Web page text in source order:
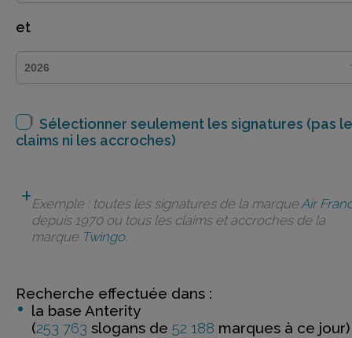
et
Sélectionner seulement les signatures (pas
claims ni les accroches)
Exemple : toutes les signatures de la marqueAir
depuis 1970 ou tous les claims et accroches de la
marque Twingo.
Recherche effectuée dans :
la base Anterity
(253 763 slogans de 52 188 marques à ce jour)